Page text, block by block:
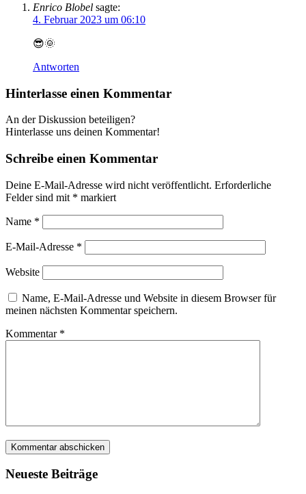
Enrico Blobel sagte:
4. Februar 2023 um 06:10
😎🌞
Antworten
Hinterlasse einen Kommentar
An der Diskussion beteiligen?
Hinterlasse uns deinen Kommentar!
Schreibe einen Kommentar
Deine E-Mail-Adresse wird nicht veröffentlicht. Erforderliche
Felder sind mit * markiert
Name *
E-Mail-Adresse *
Website
Name, E-Mail-Adresse und Website in diesem Browser für
meinen nächsten Kommentar speichern.
Kommentar *
Neueste Beiträge